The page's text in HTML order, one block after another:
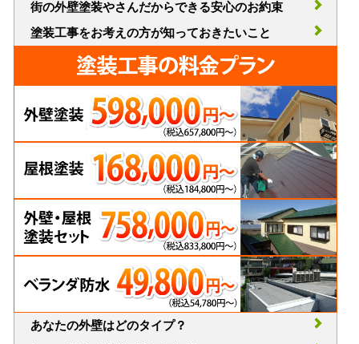
街の外壁塗装やさんだからできる安心のお約束
塗装工事をお考えの方が知っておきたいこと
あなたの外壁はどのタイプ？